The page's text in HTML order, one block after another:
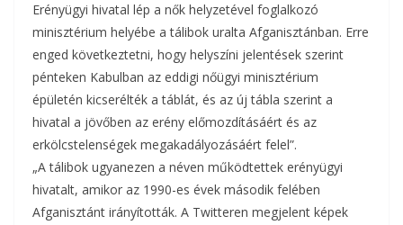
e
b
o
o
t
t
e
r
e
r
i
l
s
z
a
m
e
g
Erényügyi hivatal lép a nők helyzetével foglalkozó
minisztérium helyébe a tálibok uralta Afganisztánban. Erre
enged következtetni, hogy helyszíni jelentések szerint
pénteken Kabulban az eddigi nőügyi minisztérium
épületén kicserélték a táblát, és az új tábla szerint a
hivatal a jövőben az erény előmozdításáért és az
erkölcstelenségek megakadályozásáért felel”.
„A tálibok ugyanezen a néven működtettek erényügyi
hivatalt, amikor az 1990-es évek második felében
Afganisztánt irányították. A Twitteren megjelent képek